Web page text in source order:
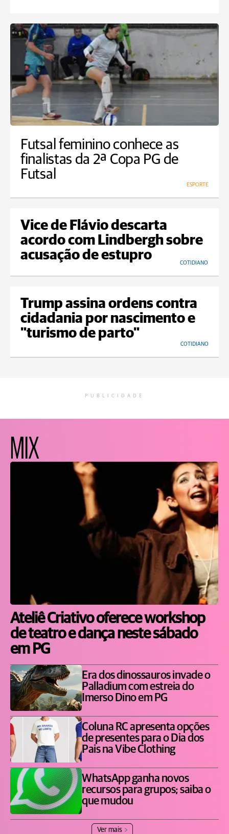
Futsal feminino conhece as
finalistas da 2ª Copa PG de
Futsal
ESPORTE
Vice de Flávio descarta
acordo com Lindbergh sobre
acusação de estupro
COTIDIANO
Trump assina ordens contra
cidadania por nascimento e
"turismo de parto"
COTIDIANO
PUBLICIDADE
MIX
Ateliê Criativo oferece workshop
de teatro e dança neste sábado
em PG
Era dos dinossauros invade o
Palladium com estreia do
Imerso Dino em PG
Coluna RC apresenta opções
de presentes para o Dia dos
Pais na Vibe Clothing
WhatsApp ganha novos
recursos para grupos; saiba o
que mudou
Ver mais